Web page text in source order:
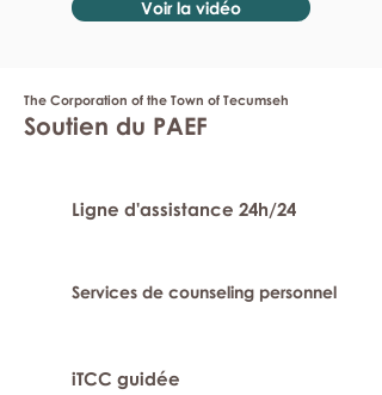
Voir la vidéo
The Corporation of the Town of Tecumseh
Soutien du PAEF
Ligne d'assistance 24h/24
Services de counseling personnel
iTCC guidée